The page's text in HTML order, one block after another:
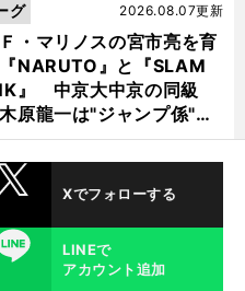
・マリノスの宮市亮を育
NARUTO』と『SLAM
』 中京大中京の同級
原龍一は"ジャンプ係"だ
2026.08.07更新
グ
Xでフォローする
LINEで
アカウント追加